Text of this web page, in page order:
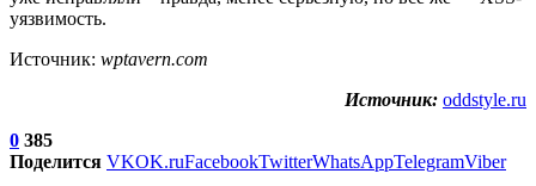
уязвимость.
Источник: wptavern.com
Источник: oddstyle.ru
0 385
Поделится VKOK.ruFacebookTwitterWhatsAppTelegramViber